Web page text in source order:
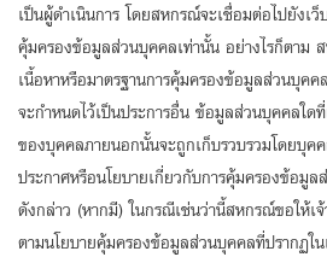
เป็นผู้ดําเนินการ โดยสหกรณ์จะเชื่อมต่อไปยังเว็
คุ้มครองข้อมูลส่วนบุคคลเท่านั้น อย่างไรก็ตาม
เนื้อหาหรือมาตรฐานการคุ้มครองข้อมูลส่วนบุค
จะกําหนดไว้เป็นประการอื่น ข้อมูลส่วนบุคคลใด
ของบุคคลภายนอกนั้นจะถูกเก็บรวบรวมโดยบุค
ประกาศหรือนโยบายเกี่ยวกับการคุ้มครองข้อมู
ดังกล่าว (หากมี) ในกรณีเช่นว่านี้สหกรณ์ขอให้
ตามนโยบายคุ้มครองข้อมูลส่วนบุคคลที่ปรากฏใ